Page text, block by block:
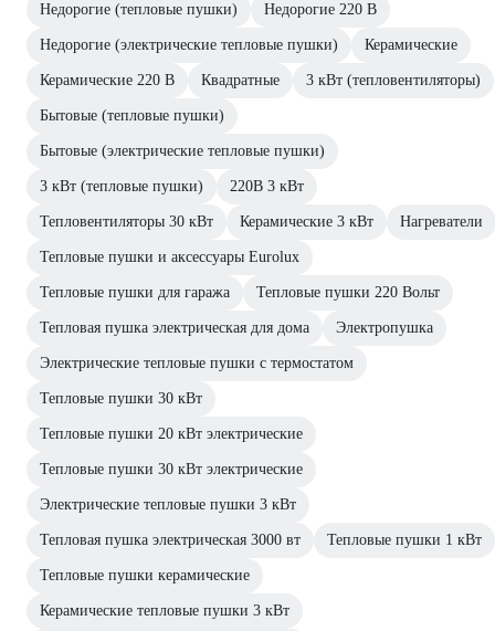
Недорогие (тепловые пушки) Недорогие 220 В
Недорогие (электрические тепловые пушки) Керамические
Керамические 220 В Квадратные 3 кВт (тепловентиляторы)
Бытовые (тепловые пушки)
Бытовые (электрические тепловые пушки)
3 кВт (тепловые пушки) 220В 3 кВт
Тепловентиляторы 30 кВт Керамические 3 кВт Нагреватели
Тепловые пушки и аксессуары Eurolux
Тепловые пушки для гаража Тепловые пушки 220 Вольт
Тепловая пушка электрическая для дома Электропушка
Электрические тепловые пушки с термостатом
Тепловые пушки 30 кВт
Тепловые пушки 20 кВт электрические
Тепловые пушки 30 кВт электрические
Электрические тепловые пушки 3 кВт
Тепловая пушка электрическая 3000 вт Тепловые пушки 1 кВт
Тепловые пушки керамические
Керамические тепловые пушки 3 кВт